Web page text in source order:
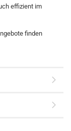
effizient im
finden